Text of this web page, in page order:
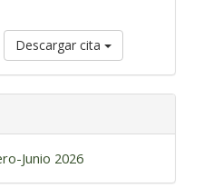
Descargar cita
Junio 2026